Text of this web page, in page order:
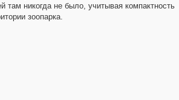
там никогда не было, учитывая компактность
зоопарка.